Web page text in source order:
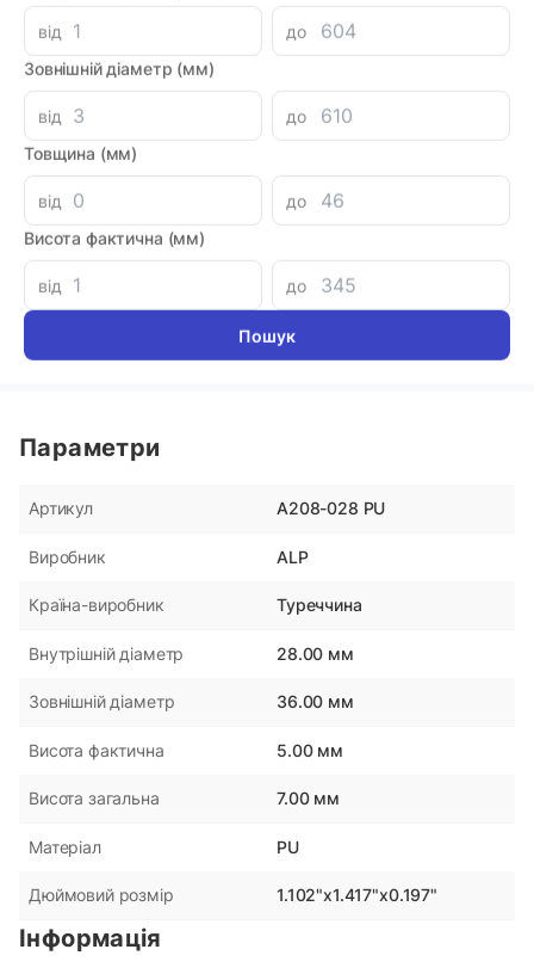
від
до
Зовнішній діаметр (мм)
від
до
Товщина (мм)
від
до
Висота фактична (мм)
від до
Знайшли дешевше?
78.49 при замовленні на загальну сумму 1000 грн.
Аналоги
Кольцо поршня 48x56x4
Параметри
Артикул A208-028 PU
Виробник ALP
Країна-виробник Туреччина
Внутрішній діаметр 28.00 мм
Зовнішній діаметр 36.00 мм
Висота фактична 5.00 мм
Висота загальна 7.00 мм
Матеріал PU
Дюймовий розмір 1.102"x1.417"x0.197"
Інформація